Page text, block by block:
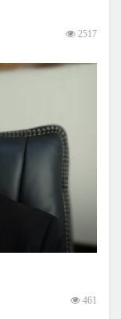
2517
461